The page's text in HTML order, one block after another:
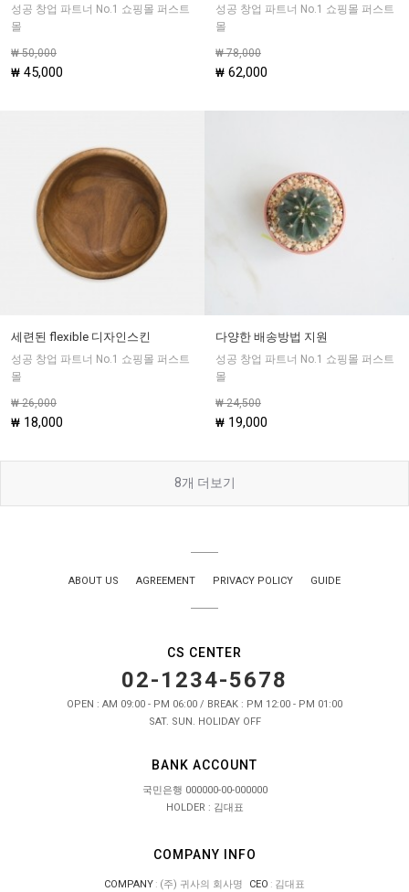
성공 창업 파트너 No.1 쇼핑몰 퍼스트
몰
₩ 50,000
₩ 45,000
성공 창업 파트너 No.1 쇼핑몰 퍼스트
몰
₩ 78,000
₩ 62,000
세련된 flexible 디자인스킨
성공 창업 파트너 No.1 쇼핑몰 퍼스트
몰
₩ 26,000
₩ 18,000
다양한 배송방법 지원
성공 창업 파트너 No.1 쇼핑몰 퍼스트
몰
₩ 24,500
₩ 19,000
8개 더보기
ABOUT US AGREEMENT PRIVACY POLICY GUIDE
CS CENTER
02-1234-5678
OPEN : AM 09:00 - PM 06:00 / BREAK : PM 12:00 - PM 01:00
SAT. SUN. HOLIDAY OFF
BANK ACCOUNT
국민은행 000000-00-000000
HOLDER : 김대표
COMPANY INFO
COMPANY : (주) 귀사의 회사명 CEO : 김대표